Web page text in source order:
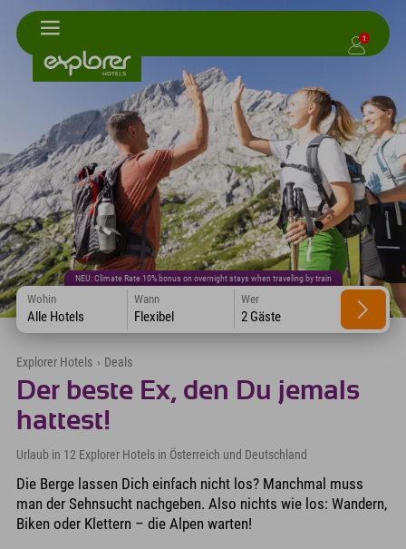
1
NEU: Climate Rate 10% bonus on overnight stays when traveling by train
Wohin
Alle Hotels
Wann
Flexibel
Wer
2 Gäste
Explorer Hotels › Deals
Der beste Ex, den Du jemals
hattest!
Urlaub in 12 Explorer Hotels in Österreich und Deutschland
Die Berge lassen Dich einfach nicht los? Manchmal muss
man der Sehnsucht nachgeben. Also nichts wie los: Wandern,
Biken oder Klettern – die Alpen warten!